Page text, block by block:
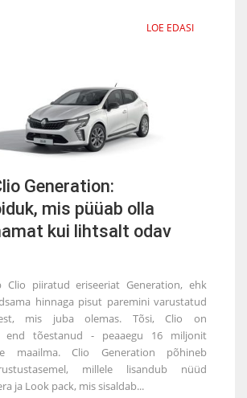
LOE EDASI
Generation:
mis püüab olla
kui lihtsalt odav
Clio piiratud eriseeriat Generation, ehk
hinnaga pisut paremini varustatud
mis juba olemas. Tõsi, Clio on
end tõestanud - peaaegu 16 miljonit
maailma. Clio Generation põhineb
millele lisandub nüüd
ja Look pack, mis sisaldab...